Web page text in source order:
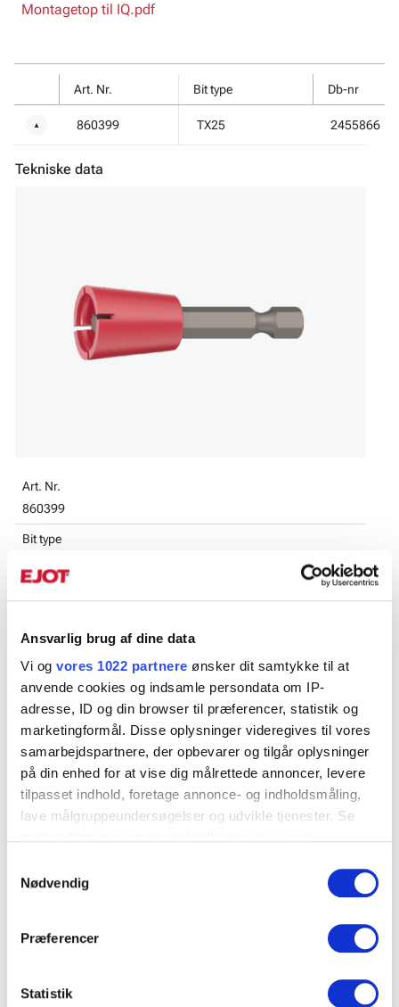
Ansvarlig brug af dine data
Vi og vores 1022 partnere ønsker dit samtykke til at
anvende cookies og indsamle persondata om IP-
adresse, ID og din browser til præferencer, statistik og
marketingformål. Disse oplysninger videregives til vores
samarbejdspartnere, der opbevarer og tilgår oplysninger
på din enhed for at vise dig målrettede annoncer, levere
tilpasset indhold, foretage annonce- og indholdsmåling,
lave målgruppeundersøgelser og udvikle tjenester. Se
tilbage eller ændre indstillinger fra vores
"Cookiedeklaration", eller ved at trykke på "Privacy
Indsamle præcise oplysninger om din placering, der
Nødvendig
Præferencer
Statistik
Montagetop til IQ.pdf
Art. Nr. Bit type Db-nr
▼ 860399 TX25 2455866
Tekniske data
Art. Nr.
860399
Bit type
Antal
1
Betegnelse
Montagetop T25 IQ plast
EAN
7319618603996
Download billede